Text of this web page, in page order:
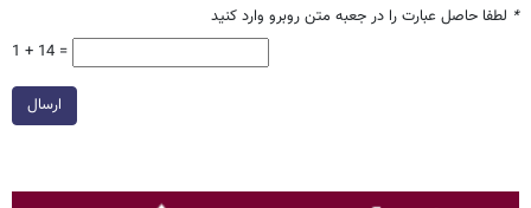
* لطفا حاصل عبارت را در جعبه متن روبرو وارد کنید
1 + 14 =
ارسال